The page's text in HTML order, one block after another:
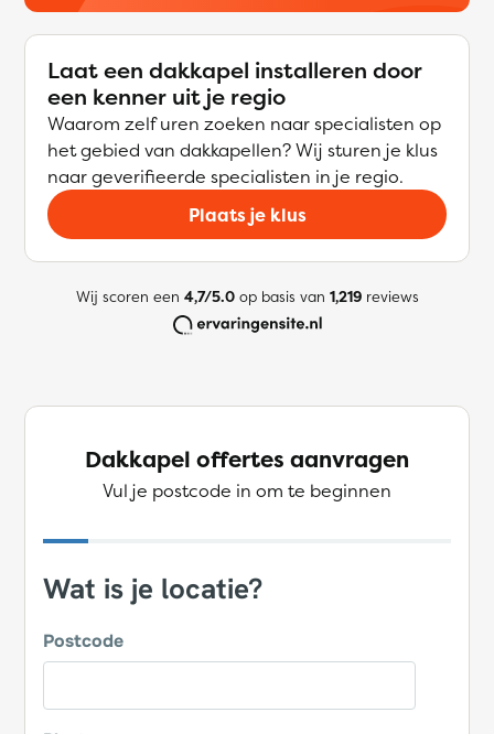
Laat een dakkapel installeren door
een kenner uit je regio
Waarom zelf uren zoeken naar specialisten op
het gebied van dakkapellen? Wij sturen je klus
naar geverifieerde specialisten in je regio.
Plaats je klus
Wij scoren een 4,7/5.0op basis van 1,219reviews
Dakkapel offertes aanvragen
Vul je postcode in om te beginnen